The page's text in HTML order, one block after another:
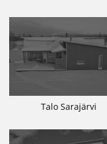
Talo Sarajärvi